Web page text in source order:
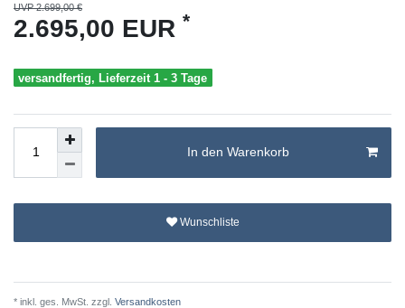
UVP 2.699,00 €
2.695,00 EUR *
versandfertig, Lieferzeit 1 - 3 Tage
In den Warenkorb
Wunschliste
* inkl. ges. MwSt. zzgl. Versandkosten